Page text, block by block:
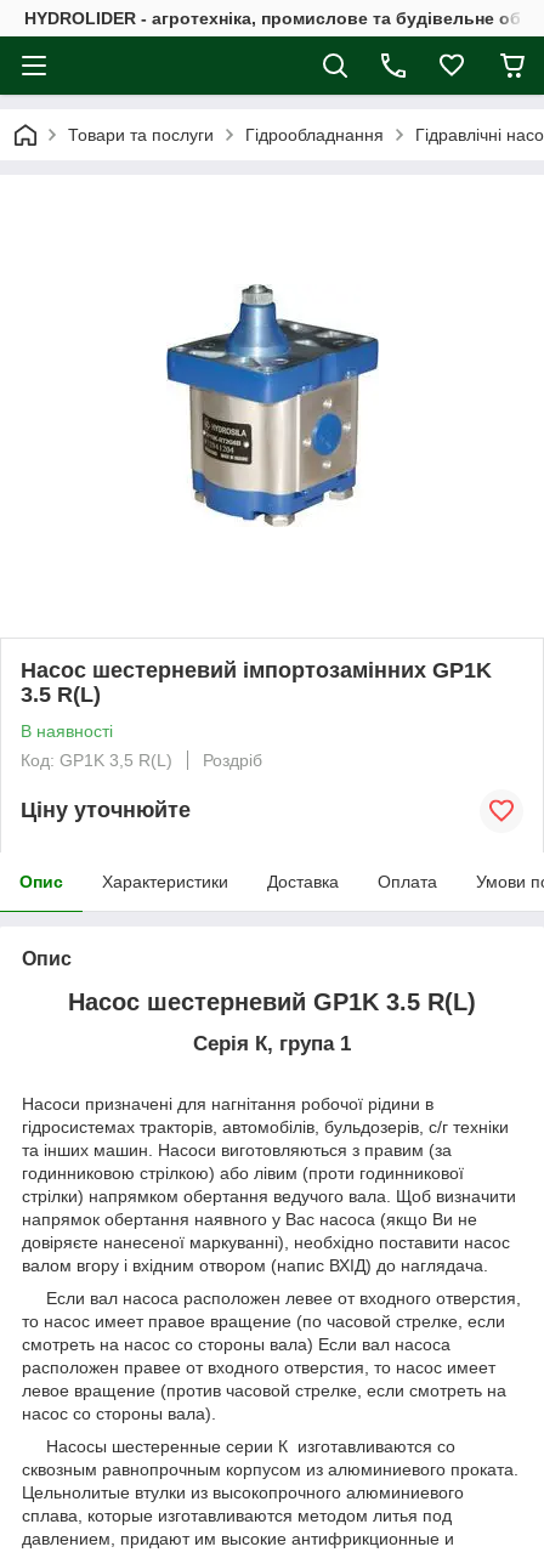
HYDROLIDER - агротехніка, промислове та будівельне
Товари та послуги Гідрообладнання Гідравлічні
Насос шестерневий імпортозамінних GP1K
3.5 R(L)
В наявності
Код: GP1K 3,5 R(L)
Роздріб
Ціну уточнюйте
Опис Характеристики Доставка Оплата Умови
Опис
Насос шестерневий GP1K 3.5 R(L)
Серія К, група 1
Насоси призначені для нагнітання робочої рідини в
гідросистемах тракторів, автомобілів, бульдозерів, с/г техніки
та інших машин. Насоси виготовляються з правим (за
годинниковою стрілкою) або лівим (проти годинникової
стрілки) напрямком обертання ведучого вала. Щоб визначити
напрямок обертання наявного у Вас насоса (якщо Ви не
довіряєте нанесеної маркуванні), необхідно поставити насос
валом вгору і вхідним отвором (напис ВХІД) до наглядача.
Если вал насоса расположен левее от входного отверстия,
то насос имеет правое вращение (по часовой cтрелке, если
смотреть на насос со стороны вала) Если вал насоса
расположен правее от входного отверстия, то насос имеет
левое вращение (против часовой стрелке, если смотреть на
насос со стороны вала).
Насосы шестеренные серии К изготавливаются со
сквозным равнопрочным корпусом из алюминиевого проката.
Цельнолитые втулки из высокопрочного алюминиевого
сплава, которые изготавливаются методом литья под
давлением, придают им высокие антифрикционные и